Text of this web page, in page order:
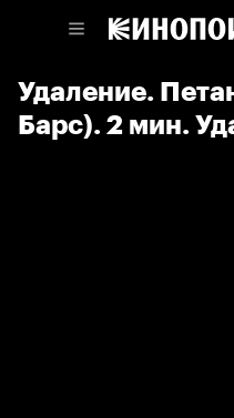
Удаление.
Барс). 2 мин.